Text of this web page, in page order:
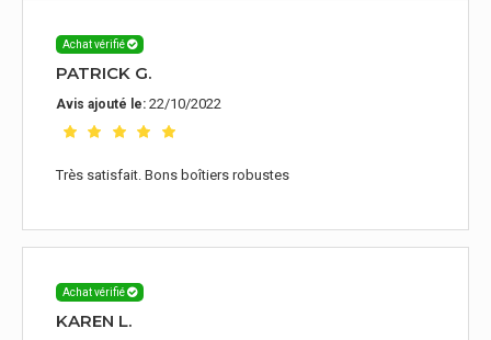
Achat vérifié
PATRICK G.
Avis ajouté le: 22/10/2022
Très satisfait. Bons boîtiers robustes
Achat vérifié
KAREN L.